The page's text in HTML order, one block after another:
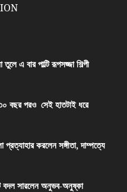
এ বার পাল্টি রূপসজ্জা শিল্পী
৩০ বছর পরও সেই হাতটাই ধরে
প্রত্যাহার করলেন সঙ্গীতা, দাম্পত্যে
বদল সারলেন অনুভব-অনুষ্কা